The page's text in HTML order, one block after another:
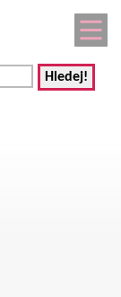
Hledej!